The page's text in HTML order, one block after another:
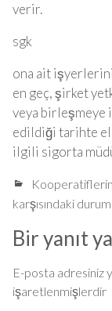
verir.
sgk
ona ait
en geç, şirket
veya birleşmeye
edildiği tarihte
ilgili sigorta
karşısındaki
Bir yanıt
E-posta adresiniz
işaretlenmişlerdir